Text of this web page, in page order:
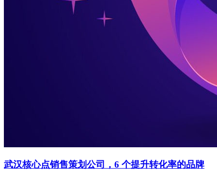
武汉核心点销售策划公司，6 个提升转化率的品牌